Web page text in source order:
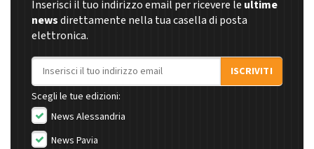
Inserisci il tuo indirizzo email per ricevere le ultime
newsdirettamente nella tua casella di posta
elettronica.
Indirizzo email
ISCRIVITI
Scegli le tue edizioni:
News Alessandria
News Pavia